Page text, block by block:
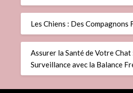
Les Chiens : Des Compagnons
Assurer la Santé de Votre Chat
Surveillance avec la Balance